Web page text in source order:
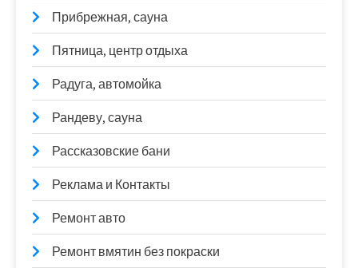
Прибрежная, сауна
Пятница, центр отдыха
Радуга, автомойка
Рандеву, сауна
Рассказовские бани
Реклама и Контакты
Ремонт авто
Ремонт вмятин без покраски